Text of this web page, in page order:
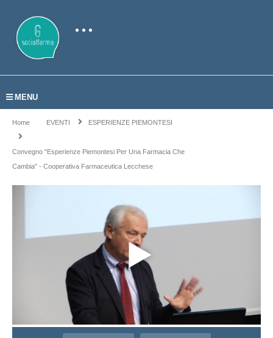
MENU
Home EVENTI ESPERIENZE PIEMONTESI
Convegno "Esperienze Piemontesi Per Una Farmacia Che
Cambia" - Cooperativa Farmaceutica Lecchese